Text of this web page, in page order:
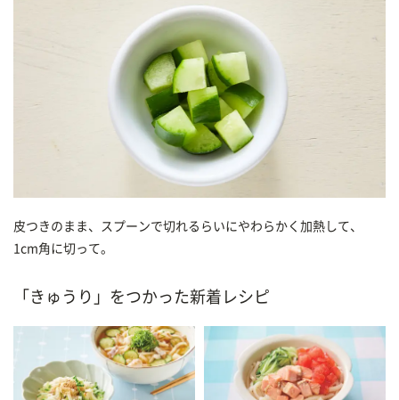
皮つきのまま、スプーンで切れるらいにやわらかく加熱して、
1cm角に切って。
「きゅうり」をつかった新着レシピ